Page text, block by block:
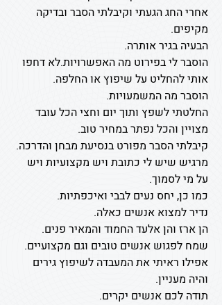
אחרי החג הגעתי וקיבלתי הסבר ובדיקה
מקיפים.
הבעיה בגיר אותרה.
הוסבר לי בפירוט מה האפשרויות.לא דחפו
אותי להחליט על שיפוץ או החלפה.
הוסבר מה המשמעויות.
החלטתי לשפץ ותוך יום וחצי הכל עובד
מצויין והכל נפתר במחיר טוב.
קיבלתי הסבר מפורט בנסיעת מבחן והדרכה.
מרגיש שיש לי כתובת ויש מקצועיות ויש
על מי לסמוך.
כמו כן, יחס נעים לבבי ואיכפתיות.
נדיר למצוא אנשים כאלה.
הן ארז והן אלעד החמוד והמאיר פנים.
שמח לפגוש אנשים טובים וגם מקצועיים.
אפילו ראיתי את המעבדה לשיפוץ גירים
והיה מעניין.
תודה לכם אנשים יקרים.